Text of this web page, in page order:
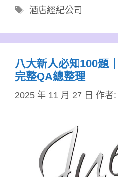
類
標
酒店經紀公司
八大新人必知100題
完整QA總整理
2025 年 11 月 27 日 作者: